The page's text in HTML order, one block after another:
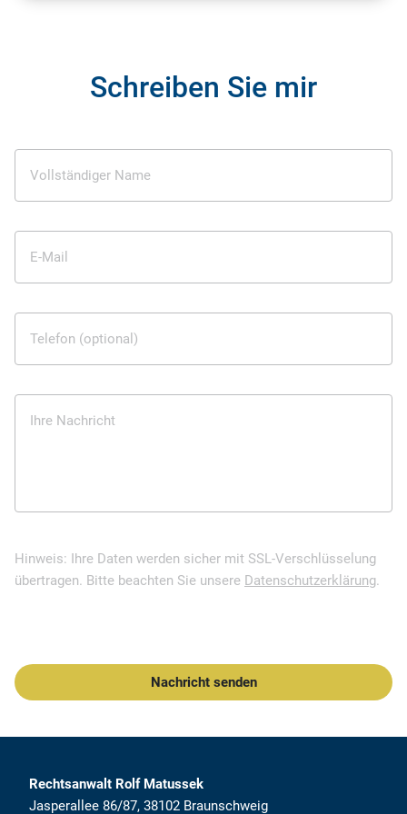
Schreiben Sie mir
Vollständiger Name
E-Mail
Telefon (optional)
Ihre Nachricht
Hinweis: Ihre Daten werden sicher mit SSL-Verschlüsselung
übertragen. Bitte beachten Sie unsere Datenschutzerklärung.
Nachricht senden
Rechtsanwalt Rolf Matussek
Jasperallee 86/87, 38102 Braunschweig